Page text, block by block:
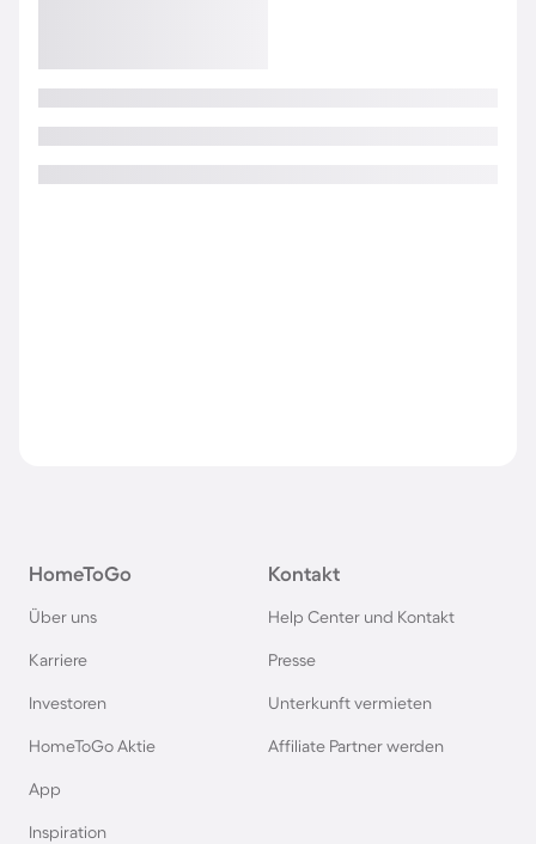
HomeToGo
Über uns
Karriere
Investoren
HomeToGo Aktie
App
Inspiration
Kontakt
Help Center und Kontakt
Presse
Unterkunft vermieten
Affiliate Partner werden